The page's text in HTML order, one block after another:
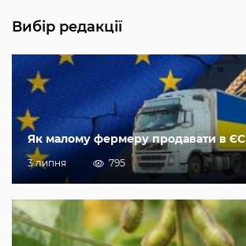
Вибір редакції
Як малому фермеру продавати в ЄС
3 липня 795